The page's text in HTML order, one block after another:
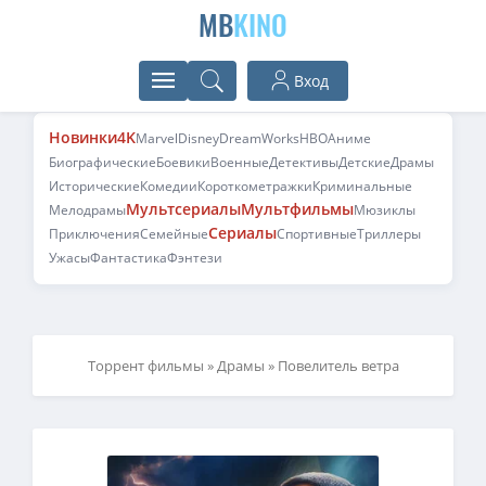
MBKINO
Вход
Новинки4KMarvelDisneyDreamWorksHBOАниме
БиографическиеБоевикиВоенныеДетективыДетскиеДрамы
ИсторическиеКомедииКороткометражкиКриминальные
МелодрамыМультсериалыМультфильмыМюзиклы
ПриключенияСемейныеСериалыСпортивныеТриллеры
УжасыФантастикаФэнтези
Торрент фильмы »Драмы » Повелитель ветра